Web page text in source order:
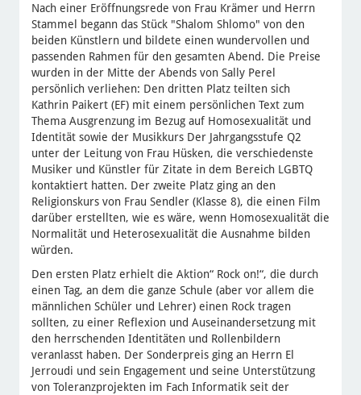
Nach einer Eröffnungsrede von Frau Krämer und Herrn
Stammel begann das Stück "Shalom Shlomo" von den
beiden Künstlern und bildete einen wundervollen und
passenden Rahmen für den gesamten Abend. Die Preise
wurden in der Mitte der Abends von Sally Perel
persönlich verliehen: Den dritten Platz teilten sich
Kathrin Paikert (EF) mit einem persönlichen Text zum
Thema Ausgrenzung im Bezug auf Homosexualität und
Identität sowie der Musikkurs Der Jahrgangsstufe Q2
unter der Leitung von Frau Hüsken, die verschiedenste
Musiker und Künstler für Zitate in dem Bereich LGBTQ
kontaktiert hatten. Der zweite Platz ging an den
Religionskurs von Frau Sendler (Klasse 8), die einen Film
darüber erstellten, wie es wäre, wenn Homosexualität die
Normalität und Heterosexualität die Ausnahme bilden
würden.
Den ersten Platz erhielt die Aktion“ Rock on!“, die durch
einen Tag, an dem die ganze Schule (aber vor allem die
männlichen Schüler und Lehrer) einen Rock tragen
sollten, zu einer Reflexion und Auseinandersetzung mit
den herrschenden Identitäten und Rollenbildern
veranlasst haben. Der Sonderpreis ging an Herrn El
Jerroudi und sein Engagement und seine Unterstützung
von Toleranzprojekten im Fach Informatik seit der